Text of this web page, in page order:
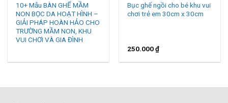
10+ Mẫu BÀN GHẾ MẦM
NON BỌC DA HOẠT HÌNH –
GIẢI PHÁP HOÀN HẢO CHO
TRƯỜNG MẦM NON, KHU
VUI CHƠI VÀ GIA ĐÌNH
Bục ghế ngồi cho bé khu vui
chơi trẻ em 30cm x 30cm
250.000₫